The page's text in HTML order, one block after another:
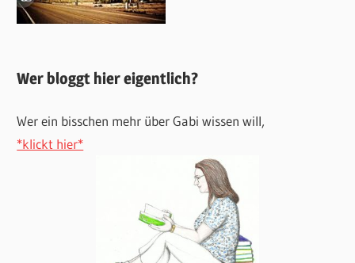
Wer bloggt hier eigentlich?
Wer ein bisschen mehr über Gabi wissen will,
*klickt hier*